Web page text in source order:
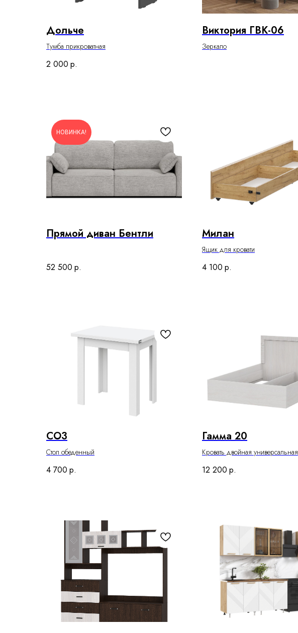
Дольче
Тумба прикроватная
2 000 р.
Виктория ГВК-06
Зеркало
НОВИНКА!
Прямой диван Бентли
52 500 р.
Милан
Ящик для кровати
4 100 р.
СО3
Стол обеденный
4 700 р.
Гамма 20
Кровать двойная универсальная
12 200 р.